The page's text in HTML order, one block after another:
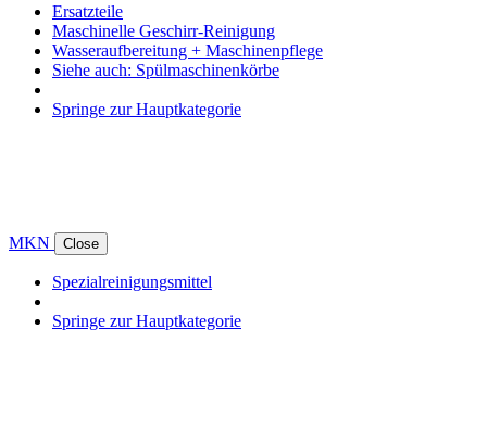
Ersatzteile
Maschinelle Geschirr-Reinigung
Wasseraufbereitung + Maschinenpflege
Siehe auch: Spülmaschinenkörbe
Springe zur Hauptkategorie
MKN Close
Spezialreinigungsmittel
Springe zur Hauptkategorie